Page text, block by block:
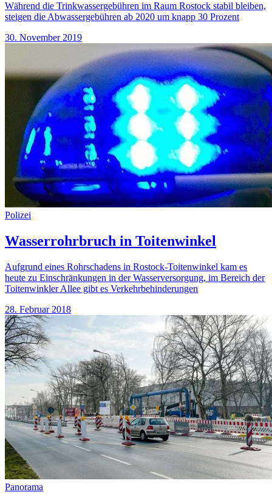
Während die Trinkwassergebühren im Raum Rostock stabil bleiben,
steigen die Abwassergebühren ab 2020 um knapp 30 Prozent
30. November 2019
Polizei
Wasserrohrbruch in Toitenwinkel
Aufgrund eines Rohrschadens in Rostock-Toitenwinkel kam es
heute zu Einschränkungen in der Wasserversorgung, im Bereich der
Toitenwinkler Allee gibt es Verkehrbehinderungen
28. Februar 2018
Panorama